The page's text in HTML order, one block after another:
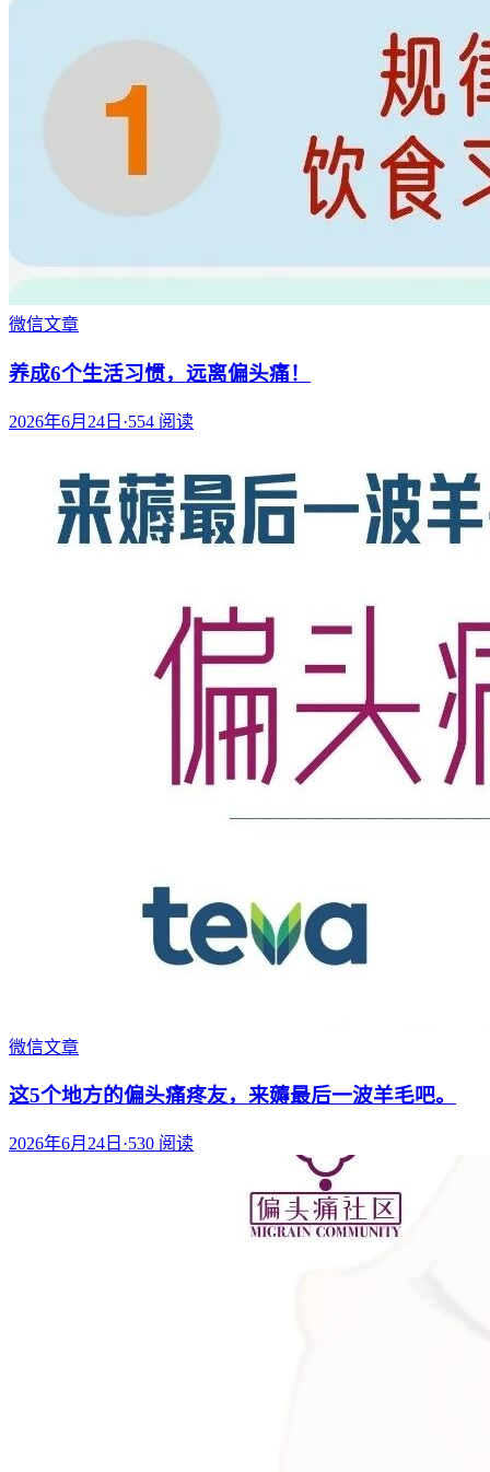
微信文章
养成6个生活习惯，远离偏头痛！
2026年6月24日 ·554 阅读
微信文章
这5个地方的偏头痛疼友，来薅最后一波羊毛吧。
2026年6月24日 ·530 阅读